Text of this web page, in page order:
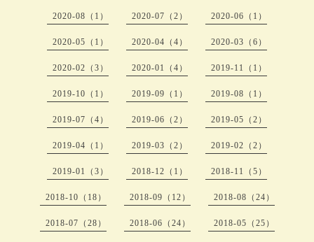
2020-08（1） 2020-07（2） 2020-06（1）
2020-05（1） 2020-04（4） 2020-03（6）
2020-02（3） 2020-01（4） 2019-11（1）
2019-10（1） 2019-09（1） 2019-08（1）
2019-07（4） 2019-06（2） 2019-05（2）
2019-04（1） 2019-03（2） 2019-02（2）
2019-01（3） 2018-12（1） 2018-11（5）
2018-10（18） 2018-09（12） 2018-08（24）
2018-07（28） 2018-06（24） 2018-05（25）